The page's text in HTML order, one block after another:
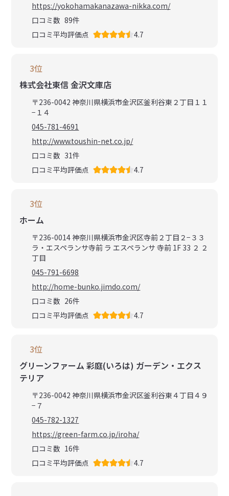
https://yokohamakanazawa-nikka.com/
口コミ数 89件
口コミ平均評価点
4.7
3位
株式会社東信 金沢文庫店
〒236-0042 神奈川県横浜市金沢区釜利谷東２丁目１１
−１４
045-781-4691
http://www.toushin-net.co.jp/
口コミ数 31件
口コミ平均評価点
4.7
3位
ホーム
〒236-0014 神奈川県横浜市金沢区寺前２丁目２−３３
ラ・エスペランサ寺前 ラ エスペランサ 寺前 1F 33 ２ ２
丁目
045-791-6698
http://home-bunko.jimdo.com/
口コミ数 26件
口コミ平均評価点
4.7
3位
グリーンファーム 彩庭(いろは) ガーデン・エクス
テリア
〒236-0042 神奈川県横浜市金沢区釜利谷東４丁目４９
−７
045-782-1327
https://green-farm.co.jp/iroha/
口コミ数 16件
口コミ平均評価点
4.7